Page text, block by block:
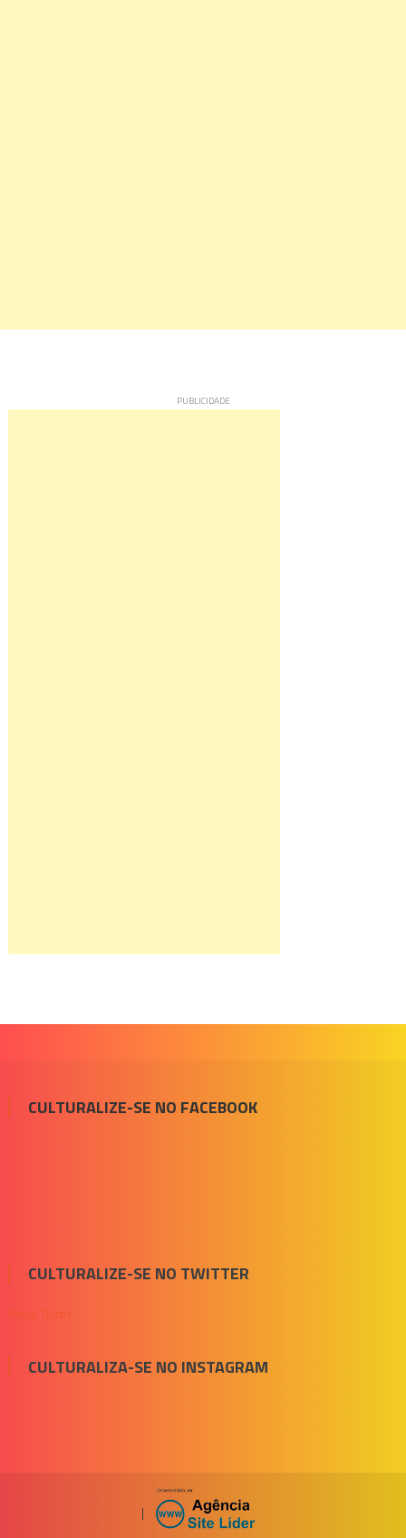
CULTURALIZE-SE NO FACEBOOK
CULTURALIZE-SE NO TWITTER
Meus Tuítes
CULTURALIZA-SE NO INSTAGRAM
|